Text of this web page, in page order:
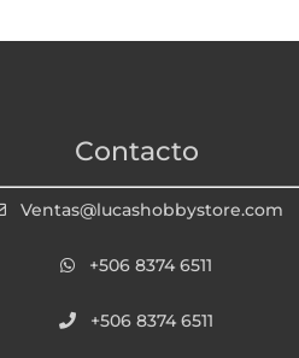
Contacto
Ventas@lucashobbystore.com
+506 8374 6511
+506 8374 6511